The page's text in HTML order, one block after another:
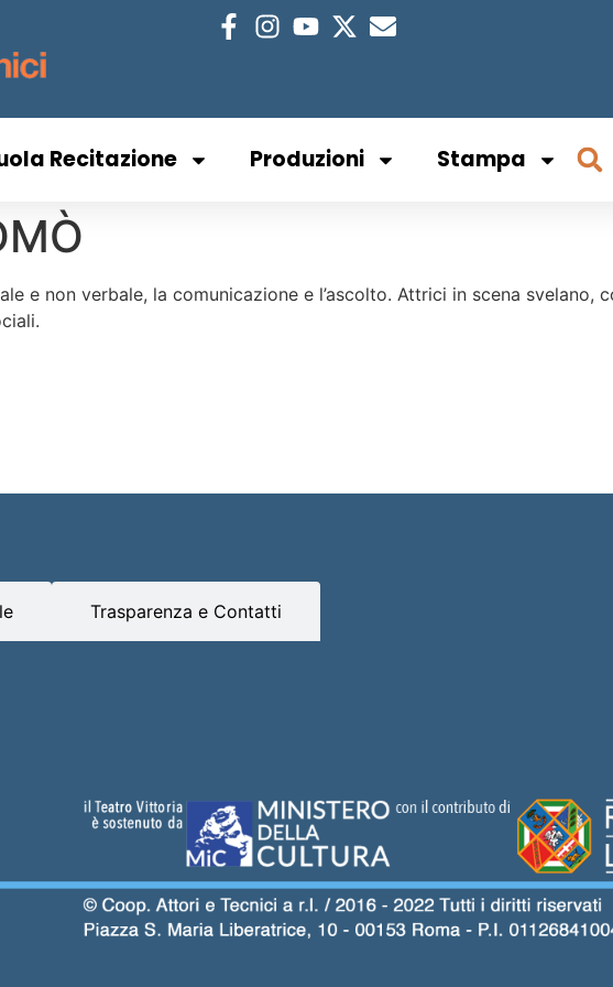
Recitazione Produzioni Stampa
e non verbale, la comunicazione e l’ascolto. Attrici in scena svelano,
Trasparenza e Contatti